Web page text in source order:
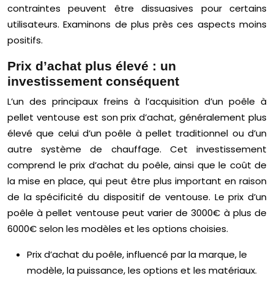
contraintes peuvent être dissuasives pour certains
utilisateurs. Examinons de plus près ces aspects moins
positifs.
Prix d’achat plus élevé : un
investissement conséquent
L’un des principaux freins à l’acquisition d’un poêle à
pellet ventouse est son prix d’achat, généralement plus
élevé que celui d’un poêle à pellet traditionnel ou d’un
autre système de chauffage. Cet investissement
comprend le prix d’achat du poêle, ainsi que le coût de
la mise en place, qui peut être plus important en raison
de la spécificité du dispositif de ventouse. Le prix d’un
poêle à pellet ventouse peut varier de 3000€ à plus de
6000€ selon les modèles et les options choisies.
Prix d’achat du poêle, influencé par la marque, le
modèle, la puissance, les options et les matériaux.